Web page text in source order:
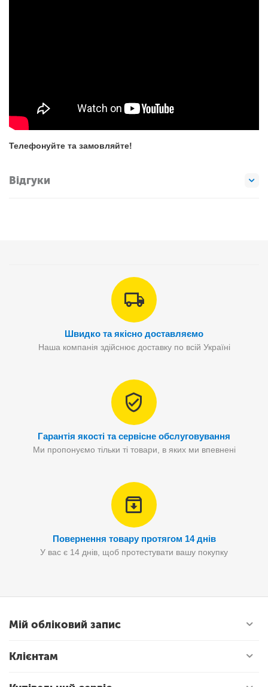
Телефонуйте та замовляйте!
Відгуки
Швидко та якісно доставляємо
Наша компанія здійснює доставку по всій Україні
Гарантія якості та сервісне обслуговування
Ми пропонуємо тільки ті товари, в яких ми впевнені
Повернення товару протягом 14 днів
У вас є 14 днів, щоб протестувати вашу покупку
Мій обліковий запис
Клієнтам